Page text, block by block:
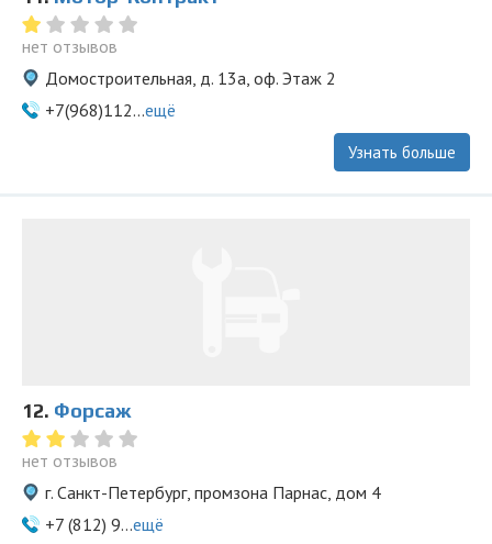
нет отзывов
Домостроительная, д. 13а, оф. Этаж 2
+7(968)112...ещё
Узнать больше
12. Форсаж
нет отзывов
г. Санкт-Петербург, промзона Парнас, дом 4
+7 (812) 9...ещё